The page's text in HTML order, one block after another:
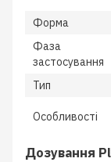
Форма
Фаза
застосування
Тип
Особливості
Дозування